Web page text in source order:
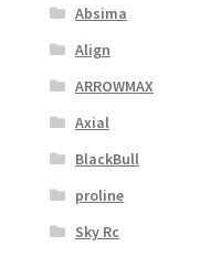
Absima
Align
ARROWMAX
Axial
BlackBull
proline
Sky Rc